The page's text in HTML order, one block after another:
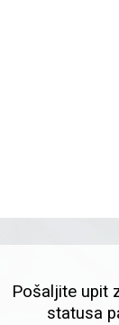
Pošaljite upit
statusa